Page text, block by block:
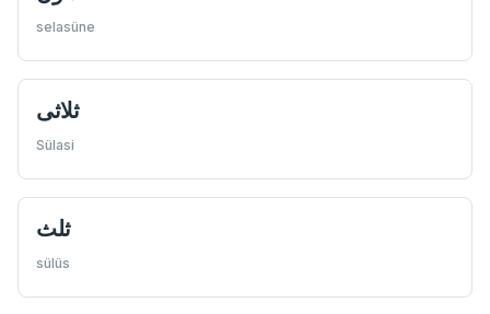
selasüne
ثلاثی
Sülasi
ثلث
sülüs